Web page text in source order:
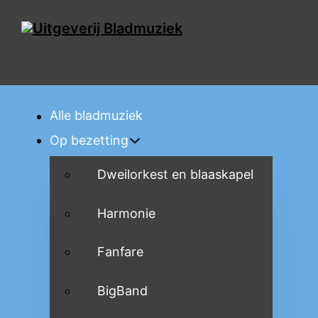
Alle bladmuziek
Op bezetting
Dweilorkest en blaaskapel
Harmonie
Fanfare
BigBand